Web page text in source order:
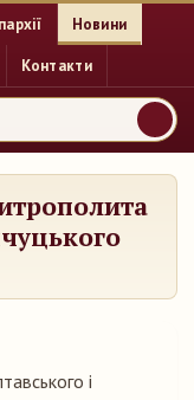
Новини
Контакти
і